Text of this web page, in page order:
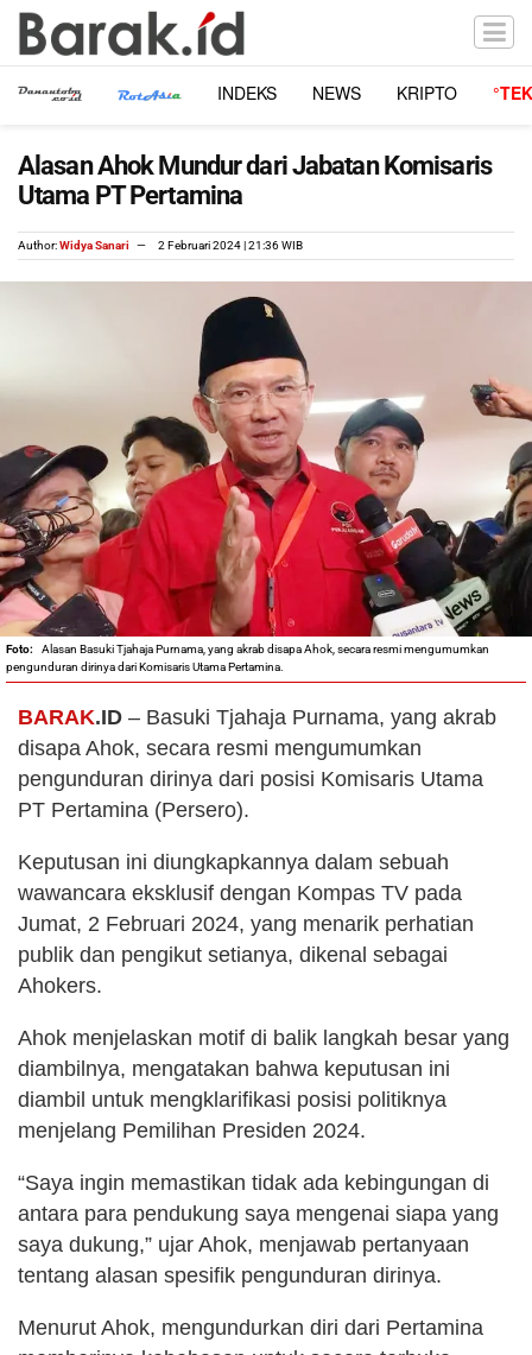
INDEKS NEWS KRIPTO
Alasan Ahok Mundur dari Jabatan Komisaris
Utama PT Pertamina
Author:Widya Sanari 2 Februari 2024 | 21:36 WIB
Alasan Basuki Tjahaja Purnama, yang akrab disapa Ahok, secara resmi mengumumkan
pengunduran dirinya dari Komisaris Utama Pertamina.
BARAK.ID – Basuki Tjahaja Purnama, yang akrab
disapa Ahok, secara resmi mengumumkan
pengunduran dirinya dari posisi Komisaris Utama
PT Pertamina (Persero).
Keputusan ini diungkapkannya dalam sebuah
wawancara eksklusif dengan Kompas TV pada
Jumat, 2 Februari 2024, yang menarik perhatian
publik dan pengikut setianya, dikenal sebagai
Ahokers.
Ahok menjelaskan motif di balik langkah besar yang
diambilnya, mengatakan bahwa keputusan ini
diambil untuk mengklarifikasi posisi politiknya
menjelang Pemilihan Presiden 2024.
“Saya ingin memastikan tidak ada kebingungan di
antara para pendukung saya mengenai siapa yang
saya dukung,” ujar Ahok, menjawab pertanyaan
tentang alasan spesifik pengunduran dirinya.
Menurut Ahok, mengundurkan diri dari Pertamina